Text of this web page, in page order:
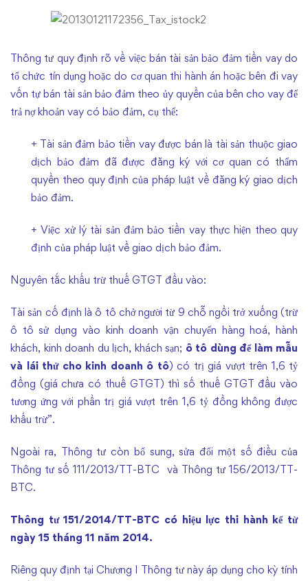
Thông tư quy định rõ về việc bán tài sản bảo đảm tiền vay do
tổ chức tín dụng hoặc do cơ quan thi hành án hoặc bên đi vay
vốn tự bán tài sản bảo đảm theo ủy quyền của bên cho vay để
trả nợ khoản vay có bảo đảm, cụ thể:
+ Tài sản đảm bảo tiền vay được bán là tài sản thuộc giao
dịch bảo đảm đã được đăng ký với cơ quan có thẩm
quyền theo quy định của pháp luật về đăng ký giao dịch
bảo đảm.
+ Việc xử lý tài sản đảm bảo tiền vay thực hiện theo quy
định của pháp luật về giao dịch bảo đảm.
Nguyên tắc khấu trừ thuế GTGT đầu vào:
Tài sản cố định là ô tô chở người từ 9 chỗ ngồi trở xuống (trừ
ô tô sử dụng vào kinh doanh vận chuyển hàng hoá, hành
khách, kinh doanh du lịch, khách sạn; ô tô dùng để làm mẫu
và lái thử cho kinh doanh ô tô) có trị giá vượt trên 1,6 tỷ
đồng (giá chưa có thuế GTGT) thì số thuế GTGT đầu vào
tương ứng với phần trị giá vượt trên 1,6 tỷ đồng không được
khấu trừ”.
Ngoài ra, Thông tư còn bổ sung, sửa đổi một số điều của
Thông tư số 111/2013/TT-BTC và Thông tư 156/2013/TT-
BTC.
Thông tư 151/2014/TT-BTC có hiệu lực thi hành kể từ
ngày 15 tháng 11 năm 2014.
Riêng quy định tại Chương I Thông tư này áp dụng cho kỳ tính